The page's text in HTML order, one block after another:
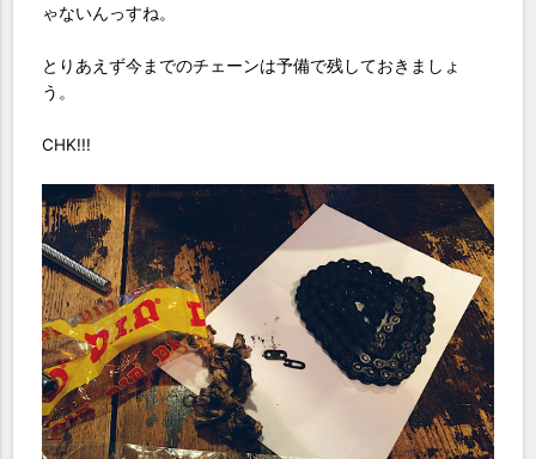
ゃないんっすね。
とりあえず今までのチェーンは予備で残しておきましょ
う。
CHK!!!